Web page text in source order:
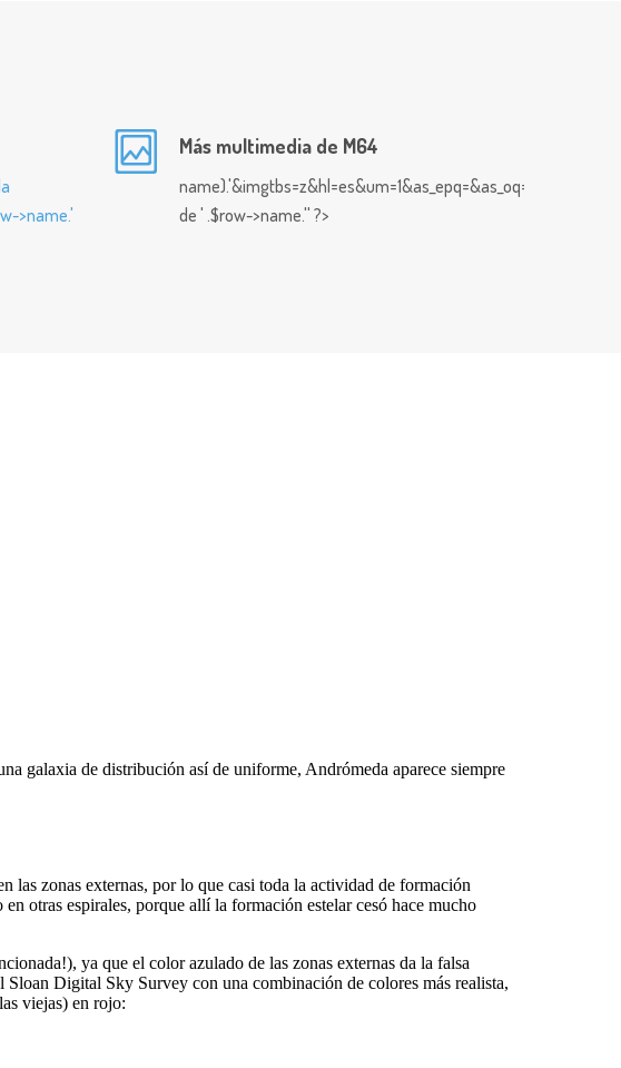
>name.'
Más multimedia de M64
de ' .$row->name.'' ?>